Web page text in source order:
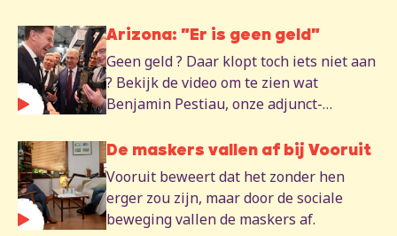
Arizona: "Er is geen geld"
Geen geld ? Daar klopt toch iets niet aan
? Bekijk de video om te zien wat
Benjamin Pestiau, onze adjunct-
heeft.
De maskers vallen af bij Vooruit
Vooruit beweert dat het zonder hen
erger zou zijn, maar door de sociale
beweging vallen de maskers af.